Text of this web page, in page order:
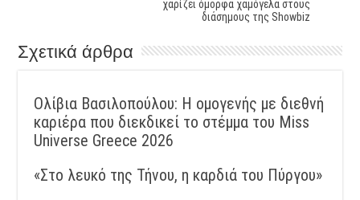
χαρίζει όμορφα χαμόγελα στους
διάσημους της Showbiz
Σχετικά άρθρα
Ολίβια Βασιλοπούλου: Η ομογενής με διεθνή
καριέρα που διεκδικεί το στέμμα του Miss
Universe Greece 2026
«Στο λευκό της Τήνου, η καρδιά του Πύργου»